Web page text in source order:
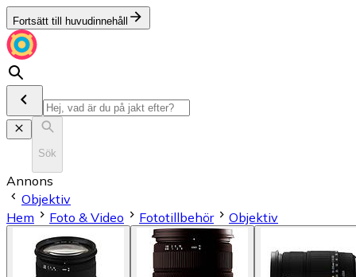
Fortsätt till huvudinnehåll
Sök
Annons
Objektiv
Hem
Foto & Video Fototillbehör Objektiv